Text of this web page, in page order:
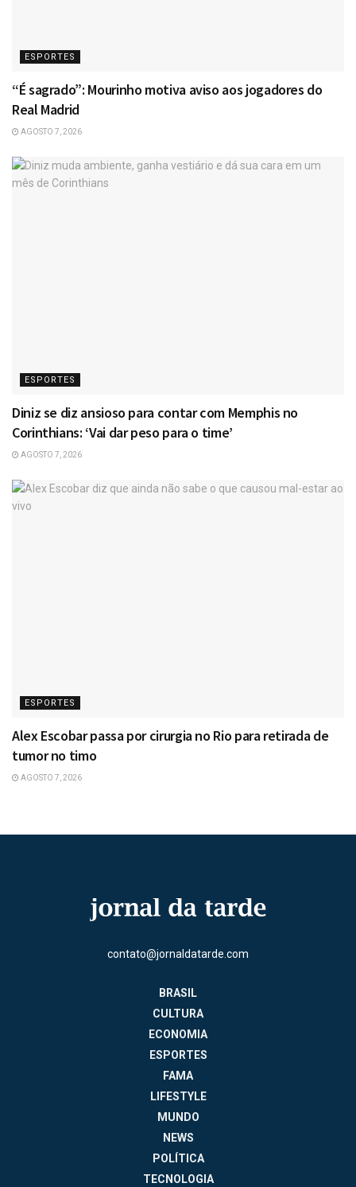
ESPORTES
“É sagrado”: Mourinho motiva aviso aos jogadores do
Real Madrid
AGOSTO 7, 2026
ESPORTES
Diniz se diz ansioso para contar com Memphis no
Corinthians: ‘Vai dar peso para o time’
AGOSTO 7, 2026
ESPORTES
Alex Escobar passa por cirurgia no Rio para retirada de
tumor no timo
AGOSTO 7, 2026
contato@jornaldatarde.com
BRASIL
CULTURA
ECONOMIA
ESPORTES
FAMA
LIFESTYLE
MUNDO
NEWS
POLÍTICA
TECNOLOGIA